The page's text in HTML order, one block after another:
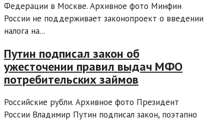
Федерации в Москве. Архивное фото Минфин
России не поддерживает законопроект о введении
налога на...
Путин подписал закон об
ужесточении правил выдач МФО
потребительских займов
Российские рубли. Архивное фото Президент
России Владимир Путин подписал закон, поэтапно